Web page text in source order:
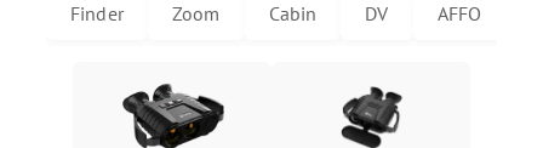
Finder Zoom Cabin DV AFFO